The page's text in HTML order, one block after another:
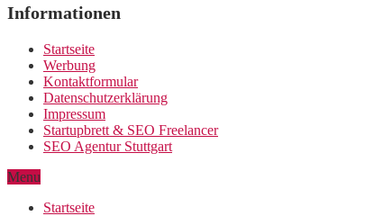
Informationen
Startseite
Werbung
Kontaktformular
Datenschutzerklärung
Impressum
Startupbrett & SEO Freelancer
SEO Agentur Stuttgart
Menu
Startseite